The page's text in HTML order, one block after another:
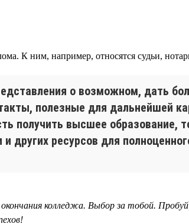
К ним, например, относятся судьи,
о возможном, дать
полезные для дальнейшей
получить высшее образование,
ресурсов для
колледжа. Выбор за тобой.